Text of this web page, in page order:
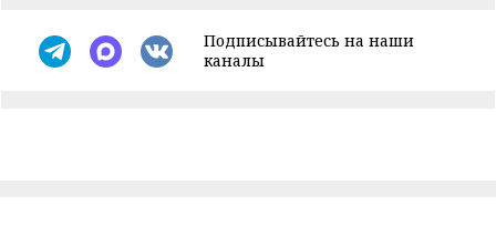
Подписывайтесь на наши
каналы